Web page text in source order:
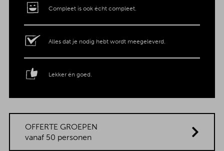
Compleet is ook écht compleet.
Alles dat je nodig hebt wordt meegeleverd.
Lekker én goed.
OFFERTE GROEPEN
vanaf 50 personen